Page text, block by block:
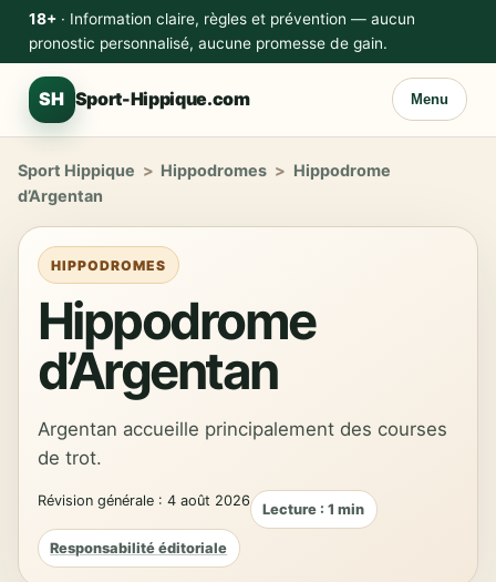
18+· Information claire, règles et prévention — aucun
pronostic personnalisé, aucune promesse de gain.
SH Sport-Hippique.com Menu
Sport Hippique > Hippodromes > Hippodrome
d’Argentan
HIPPODROMES
Hippodrome
d’Argentan
Argentan accueille principalement des courses
de trot.
Révision générale : 4 août 2026 Lecture : 1 min
Responsabilité éditoriale